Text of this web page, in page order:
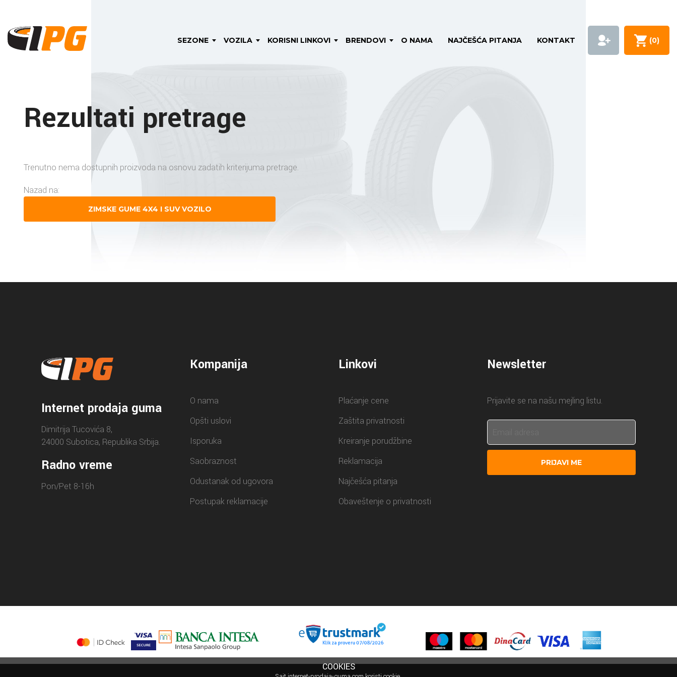
SEZONE VOZILA KORISNI LINKOVI BRENDOVI O NAMA NAJČEŠĆA PITANJA KONTAKT (0)
Rezultati pretrage
Trenutno nema dostupnih proizvoda na osnovu zadatih kriterijuma pretrage.
Nazad na:
ZIMSKE GUME 4X4 I SUV VOZILO
Internet prodaja guma
Dimitrija Tucovića 8,
24000 Subotica, Republika Srbija.
Radno vreme
Pon/Pet 8-16h
Kompanija
O nama
Opšti uslovi
Isporuka
Saobraznost
Odustanak od ugovora
Postupak reklamacije
Linkovi
Plaćanje cene
Zaštita privatnosti
Kreiranje porudžbine
Reklamacija
Najčešća pitanja
Obaveštenje o privatnosti
Newsletter
Prijavite se na našu mejling listu.
PRIJAVI ME
COOKIES